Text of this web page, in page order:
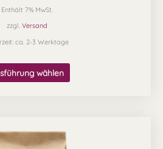
Enthält 7% MwSt.
zzgl. Versand
ca. 2-3 Werktage
wählen